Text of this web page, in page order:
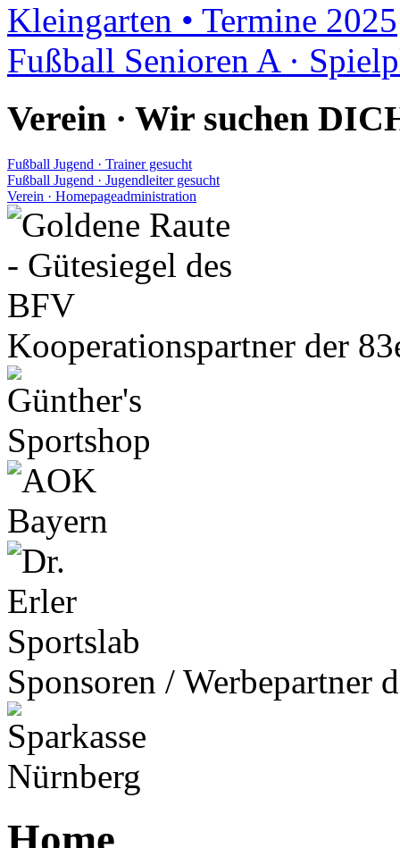
Kleingarten • Termine 2025
Fußball Senioren A ·
Verein · Wir suchen
Fußball Jugend · Trainer gesucht
Fußball Jugend · Jugendleiter gesucht
Verein · Homepageadministration
Kooperationspartner der
Sponsoren / Werbepartner